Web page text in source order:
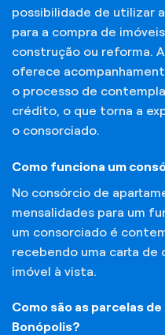
possibilidade de utilizar
para a compra de
construção ou reforma.
oferece
o processo de
crédito, o que torna a
o consorciado.
Como funciona um
No consórcio de
mensalidades para um
um consorciado é
recebendo uma carta
imóvel à vista.
Como são as parcelas
Bonópolis?